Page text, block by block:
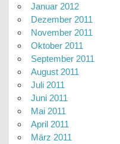
Januar 2012
Dezember 2011
November 2011
Oktober 2011
September 2011
August 2011
Juli 2011
Juni 2011
Mai 2011
April 2011
März 2011